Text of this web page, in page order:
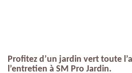
Profitez d’un jardin vert toute
l’entretien à SM Pro Jardin.